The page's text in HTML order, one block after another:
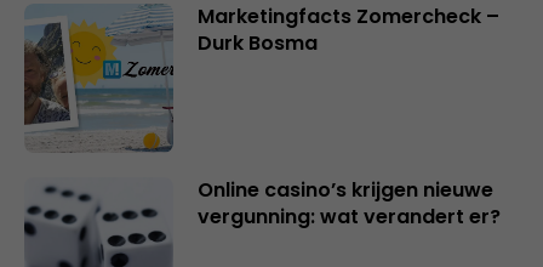
Marketingfacts Zomercheck –
Durk Bosma
Online casino’s krijgen nieuwe
vergunning: wat verandert er?